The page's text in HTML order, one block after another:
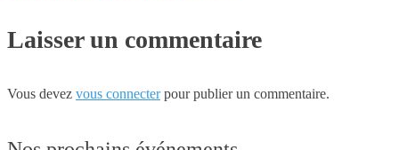
Laisser un commentaire
Vous devez vous connecterpour publier un commentaire.